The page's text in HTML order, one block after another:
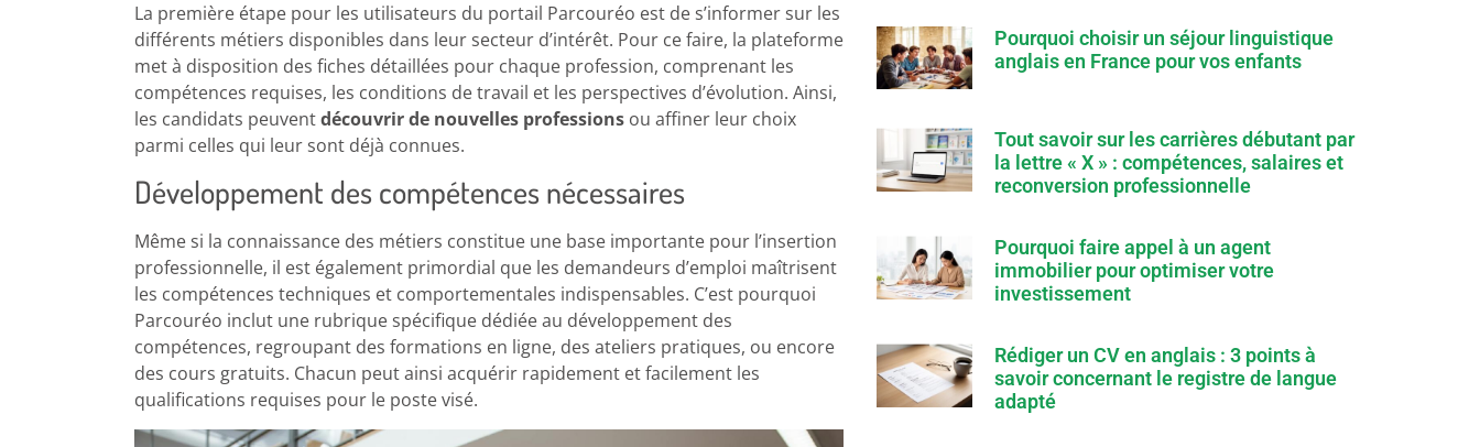
La première étape pour les utilisateurs du portail Parcouréo est de s’informer sur les
différents métiers disponibles dans leur secteur d’intérêt. Pour ce faire, la plateforme
met à disposition des fiches détaillées pour chaque profession, comprenant les
compétences requises, les conditions de travail et les perspectives d’évolution. Ainsi,
les candidats peuventdécouvrir de nouvelles professions ou affiner leur choix
parmi celles qui leur sont déjà connues.
Développement des compétences nécessaires
Même si la connaissance des métiers constitue une base importante pour l’insertion
professionnelle, il est également primordial que les demandeurs d’emploi maîtrisent
les compétences techniques et comportementales indispensables. C’est pourquoi
Parcouréo inclut une rubrique spécifique dédiée au développement des
compétences, regroupant des formations en ligne, des ateliers pratiques, ou encore
des cours gratuits. Chacun peut ainsi acquérir rapidement et facilement les
qualifications requises pour le poste visé.
Pourquoi choisir un séjour linguistique
anglais en France pour vos enfants
Tout savoir sur les carrières débutant par
la lettre « X » : compétences, salaires et
reconversion professionnelle
Pourquoi faire appel à un agent
immobilier pour optimiser votre
investissement
Rédiger un CV en anglais : 3 points à
savoir concernant le registre de langue
adapté